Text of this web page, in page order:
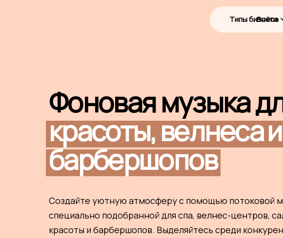
Типы бизнеса
Войти
Фоновая музыка
красоты,велнесаи
барбершопов
Создайте уютную атмосферу с помощью потоковой
специально подобранной для спа, велнес-центров,
красоты и барбершопов. Выделяйтесь среди